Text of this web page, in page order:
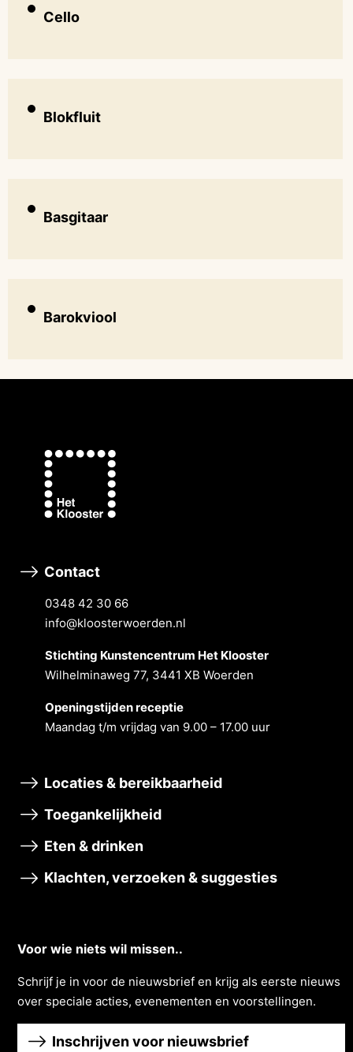
Cello
Blokfluit
Basgitaar
Barokviool
Contact
0348 42 30 66
info@kloosterwoerden.nl
Stichting Kunstencentrum Het Klooster
Wilhelminaweg 77, 3441 XB Woerden
Openingstĳden receptie
Maandag t/m vrĳdag van 9.00 – 17.00 uur
Locaties & bereikbaarheid
Toegankelijkheid
Eten & drinken
Klachten, verzoeken & suggesties
Voor wie niets wil missen..
Schrĳf je in voor de nieuwsbrief en krĳg als eerste nieuws
over speciale acties, evenementen en voorstellingen.
Inschrijven voor nieuwsbrief